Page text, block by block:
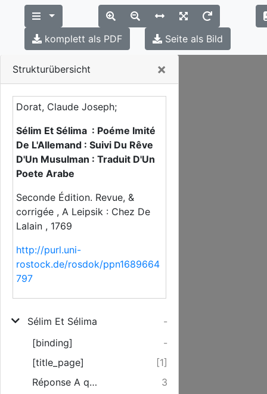
Strukturübersicht ×
Dorat, Claude Joseph;
Sélim Et Sélima : Poéme Imité
De L'Allemand : Suivi Du Rêve
D'Un Musulman : Traduit D'Un
Poete Arabe
Seconde Édition. Revue, &
corrigée , A Leipsik : Chez De
Lalain , 1769
http://purl.uni-
rostock.de/rosdok/ppn1689664
797
Sélim Et Sélima
-
[binding]
-
[title_page]
[1]
Réponse A quelques reproches faits à l'Auteur.
3
komplett als PDF Seite als Bild